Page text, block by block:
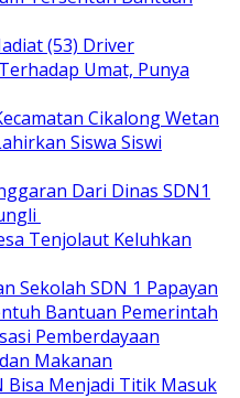
(53) Driver
Umat, Punya
Cikalong Wetan
Siswa Siswi
Dari Dinas SDN1
Tenjolaut Keluhkan
Sekolah SDN 1 Papayan
Bantuan Pemerintah
Pemberdayaan
Makanan
Bisa Menjadi Titik Masuk